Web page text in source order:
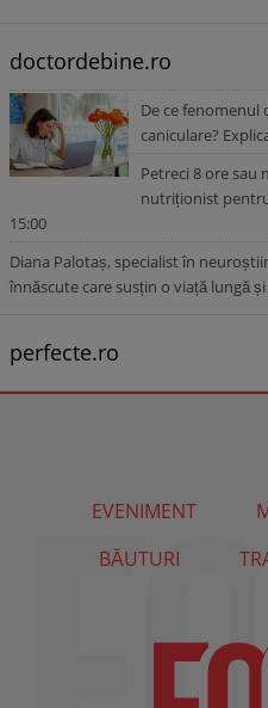
doctordebine.ro
De ce fenomenul
caniculare?
Petreci 8 ore sau
nutriționist
15:00
Diana Palotaș, specialist în
înnăscute care susțin o viață lungă
perfecte.ro
EVENIMENT
BĂUTURI